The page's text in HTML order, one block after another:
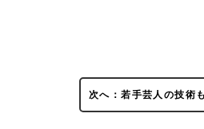
次へ：若手芸人の技術